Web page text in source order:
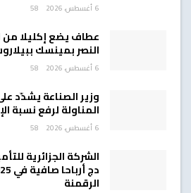
6 أغسطس، 2026 58
عطاف يضع إكليلا من
النصر بمينسك
6 أغسطس، 2026 58
وزير الصناعة يشدّد
المناولة لرفع نسبة
6 أغسطس، 2026 58
الرقمنة